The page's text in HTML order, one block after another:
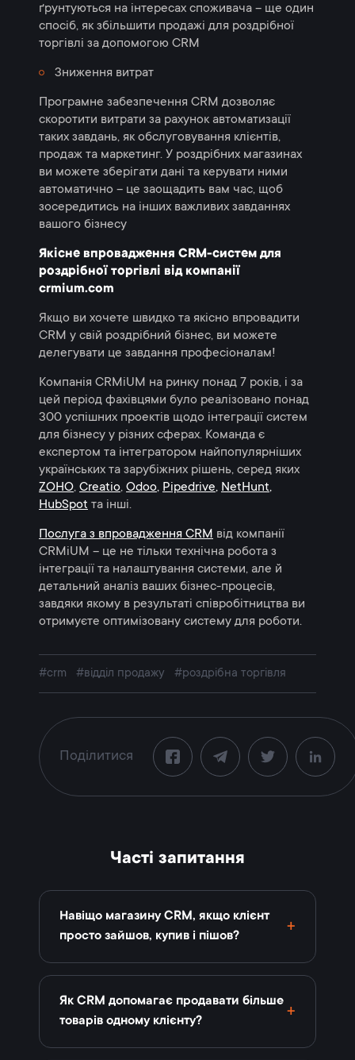
ґрунтуються на інтересах споживача – ще один
спосіб, як збільшити продажі для роздрібної
торгівлі за допомогою CRM
Зниження витрат
Програмне забезпечення CRM дозволяє
скоротити витрати за рахунок автоматизації
таких завдань, як обслуговування клієнтів,
продаж та маркетинг. У роздрібних магазинах
ви можете зберігати дані та керувати ними
автоматично – це заощадить вам час, щоб
зосередитись на інших важливих завданнях
вашого бізнесу
Якісне впровадження CRM-систем для
роздрібної торгівлі від компанії
crmium.com
Якщо ви хочете швидко та якісно впровадити
CRM у свій роздрібний бізнес, ви можете
делегувати це завдання професіоналам!
Компанія CRMiUM на ринку понад 7 років, і за
цей період фахівцями було реалізовано понад
300 успішних проектів щодо інтеграції систем
для бізнесу у різних сферах. Команда є
експертом та інтегратором найпопулярніших
українських та зарубіжних рішень, серед яких
ZOHO, Creatio, Оdoo, Pipedrive, NetHunt,
HubSpot та інші.
Послуга з впровадження CRM від компанії
CRMiUM – це не тільки технічна робота з
інтеграції та налаштування системи, але й
детальний аналіз ваших бізнес-процесів,
завдяки якому в результаті співробітництва ви
отримуєте оптимізовану систему для роботи.
#crm #відділ продажу #роздрібна торгівля
Поділитися
Часті запитання
Навіщо магазину CRM, якщо клієнт
просто зайшов, купив і пішов?
Як CRM допомагає продавати більше
товарів одному клієнту?